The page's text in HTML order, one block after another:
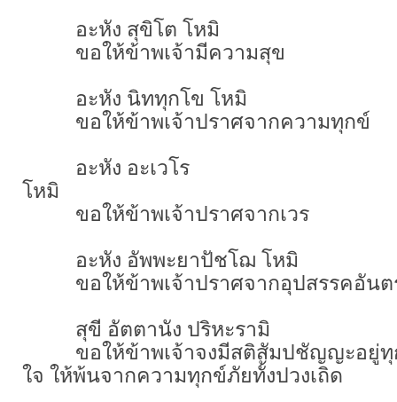
อะหัง สุขิโต โหมิ
ขอให้ข้าพเจ้ามีความสุข
อะหัง นิททุกโข โหมิ
ขอให้ข้าพเจ้าปราศจากความทุกข์
อะหัง อะเวโร
โหมิ
ขอให้ข้าพเจ้าปราศจากเวร
อะหัง อัพพะยาปัชโฌ โหมิ
ขอให้ข้าพเจ้าปราศจากอุปสรรคอันต
สุขี อัตตานัง ปริหะรามิ
ขอให้ข้าพเจ้าจงมีสติสัมปชัญญะอยู่ทุก
ใจ ให้พ้นจากความทุกข์ภัยทั้งปวงเถิด